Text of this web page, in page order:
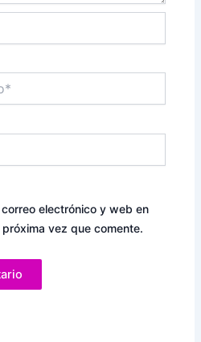
electrónico y web en
vez que comente.